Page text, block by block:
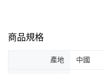
商品規格
產地 中國